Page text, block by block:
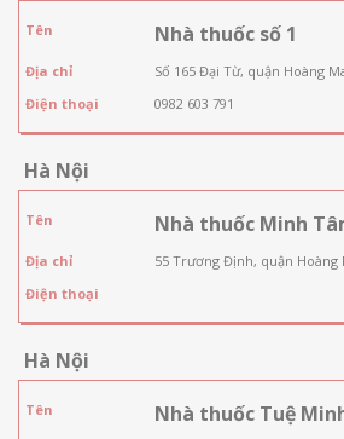
Tên Nhà thuốc số 1
Địa chỉ
Số 165 Đại Từ, quận Hoàng
Điện thoại
0982 603 791
Hà Nội
Tên Nhà thuốc Minh
Địa chỉ
55 Trương Định, quận Hoàng
Điện thoại
Hà Nội
Tên Nhà thuốc Tuệ